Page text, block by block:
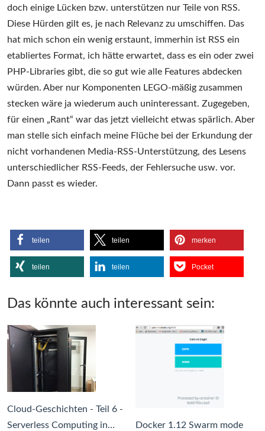
doch einige Lücken bzw. unterstützen nur Teile von RSS.
Diese Hürden gilt es, je nach Relevanz zu umschiffen. Das
hat mich schon ein wenig erstaunt, immerhin ist RSS ein
etabliertes Format, ich hätte erwartet, dass es ein oder zwei
PHP-Libraries gibt, die so gut wie alle Features abdecken
würden. Aber nur Komponenten LEGO-mäßig zusammen
stecken wäre ja wiederum auch uninteressant. Zugegeben,
für einen „Rant“ war das jetzt vielleicht etwas spärlich. Aber
man stelle sich einfach meine Flüche bei der Erkundung der
nicht vorhandenen Media-RSS-Unterstützung, des Lesens
unterschiedlicher RSS-Feeds, der Fehlersuche usw. vor.
Dann passt es wieder.
teilen teilen merken
teilen teilen Pocket
Das könnte auch interessant sein:
Cloud-Geschichten - Teil 6 -
Serverless Computing in…
Docker 1.12 Swarm mode